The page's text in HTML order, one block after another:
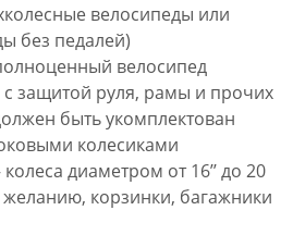
велосипеды или
без педалей)
велосипед
защитой руля, рамы и прочих
быть укомплектован
колесиками
диаметром от 16’’ до 20
желанию, корзинки, багажники